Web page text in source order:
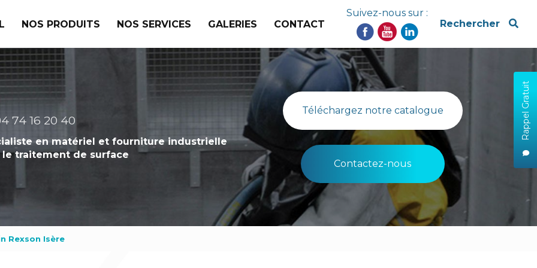
x
Rappel Gratuit
NOS PRODUITS NOS SERVICES GALERIES CONTACT
Suivez-nous sur :
Rechercher
74 16 20 40
en matériel et fourniture industrielle
le traitement de surface
Téléchargez notre catalogue
Contactez-nous
Rexson Isère